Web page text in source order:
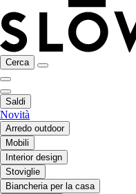
Cerca
Saldi
Novità
Arredo outdoor
Mobili
Interior design
Stoviglie
Biancheria per la casa